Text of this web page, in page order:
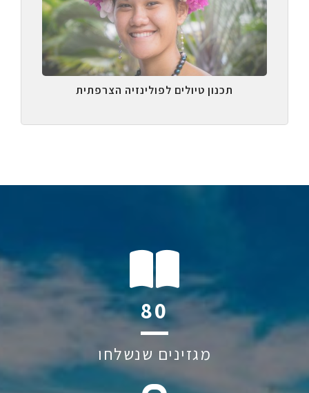
תכנון טיולים לפולינזיה הצרפתית
114
מגזינים שנשלחו